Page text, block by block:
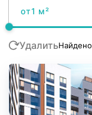
от
УдалитьНайдено